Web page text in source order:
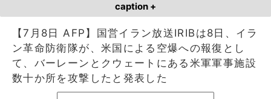
caption +
【7月8日 AFP】国営イラン放送IRIBは8日、イラ
ン革命防衛隊が、米国による空爆への報復とし
て、バーレーンとクウェートにある米軍軍事施設
数十か所を攻撃したと発表した